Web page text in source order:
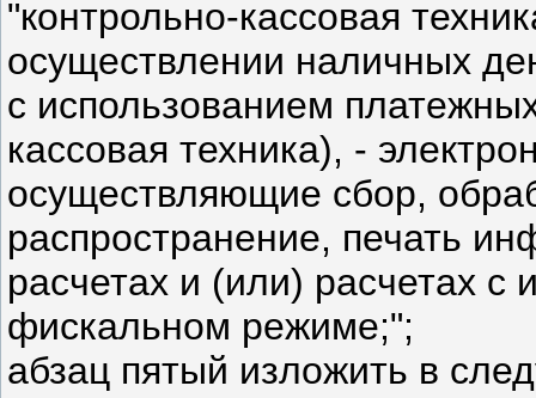
"контрольно-кассовая
осуществлении наличных
с использованием
кассовая техника), -
осуществляющие сбор,
распространение, печать
расчетах и (или) расчетах с
фискальном режиме;";
абзац пятый изложить в